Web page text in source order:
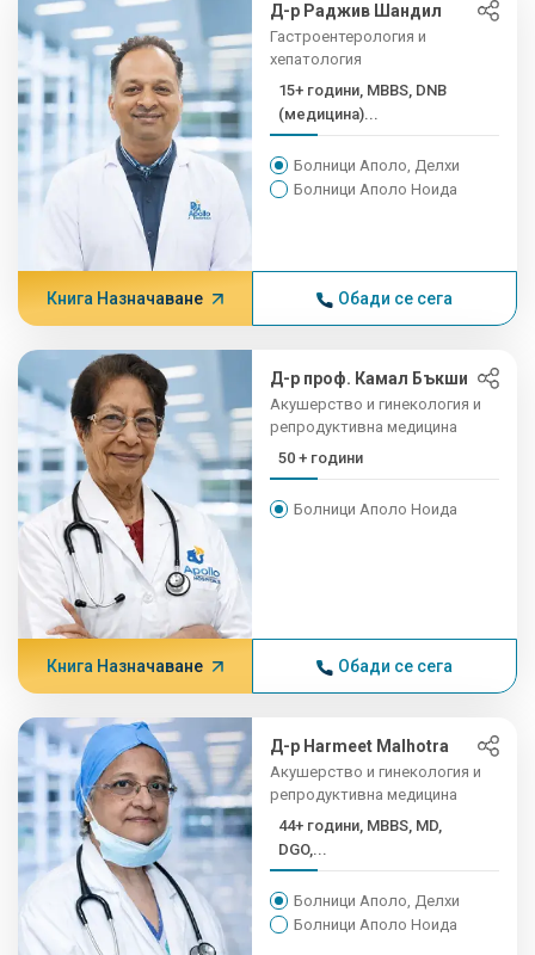
Д-р Раджив Шандил
Гастроентерология и
хепатология
15+ години, MBBS, DNB
(медицина)...
Болници Аполо, Делхи
Болници Аполо Ноида
Книга Назначаване Обади се сега
Д-р проф. Камал Бъкши
Акушерство и гинекология и
репродуктивна медицина
50 + години
Болници Аполо Ноида
Книга Назначаване Обади се сега
Д-р Harmeet Malhotra
Акушерство и гинекология и
репродуктивна медицина
44+ години, MBBS, MD,
DGO,...
Болници Аполо, Делхи
Болници Аполо Ноида